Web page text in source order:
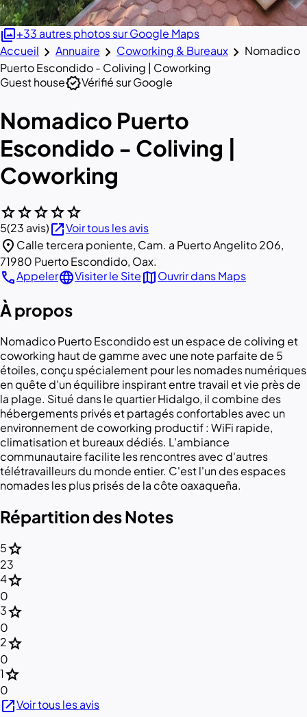
photo_library+33 autres photos sur Google Maps
Accueil chevron_right Annuaire chevron_right Coworking & Bureaux chevron_right Nomadico
Puerto Escondido - Coliving | Coworking
Guest houseverifiedVérifié sur Google
Nomadico Puerto
Escondido - Coliving |
Coworking
starstarstarstarstar
5(23 avis)open_in_newVoir tous les avis
location_on Calle tercera poniente, Cam. a Puerto Angelito 206,
71980 Puerto Escondido, Oax.
callAppelerlanguageVisiter le SitemapOuvrir dans Maps
À propos
Nomadico Puerto Escondido est un espace de coliving et
coworking haut de gamme avec une note parfaite de 5
étoiles, conçu spécialement pour les nomades numériques
en quête d'un équilibre inspirant entre travail et vie près de
la plage. Situé dans le quartier Hidalgo, il combine des
hébergements privés et partagés confortables avec un
environnement de coworking productif : WiFi rapide,
climatisation et bureaux dédiés. L'ambiance
communautaire facilite les rencontres avec d'autres
télétravailleurs du monde entier. C'est l'un des espaces
nomades les plus prisés de la côte oaxaqueña.
Répartition des Notes
5star
23
4star
0
3star
0
2star
0
1star
0
open_in_newVoir tous les avis